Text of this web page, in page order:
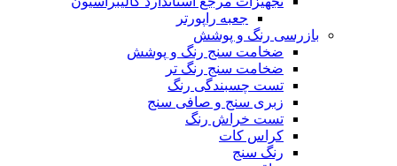
جعبه راپورتر
بازرسی رنگ و پوشش
ضخامت سنج رنگ و پوشش
ضخامت سنج رنگ تر
تست چسبندگی رنگ
زبری سنج و صافی سنج
تست خراش رنگ
کراس کات
رنگ سنج